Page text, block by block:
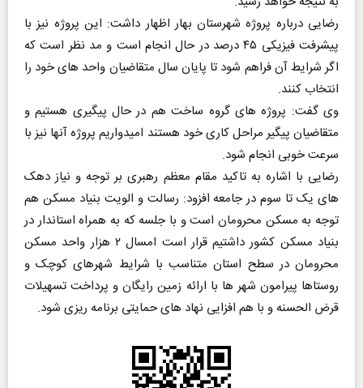
رضایی درباره پروژه شهرستان بهار اظهار داشت: این پروژه نیز با
پیشرفت فیزیکی ۴۵ درصد در حال انجام است و مد نظر است که
اگر شرایط آن فراهم شود تا پایان سال متقاضیان واحد های خود را
انتخاب کنند.
وی گفت: پروژه های گروه ساخت هم در حال پیگیری هستیم و
متقاضیان پیگیر مراحل کاری خود هستند امیدواریم پروژه آنها نیز با
سرعت خوبی انجام شود.
رضایی با اشاره به تاکید مقام معظم رهبری بر توجه و نیاز دهک
های یک تا سوم در جامعه افزود: رسالت و الویت بنیاد مسکن هم
توجه به مسکن محرومان است و با جلسه که به همراه استاندار در
بنیاد مسکن کشور داشتیم قرار است امسال ۲ هزار واحد مسکن
محرومان در سطح استان متناسب با شرایط شهرهای کوچک و
روستاها پیرامون شهر ها با ارائه زمین رایگان و پرداخت تسهیلات
قرض الحسنه و با هم افزایی نهاد های حمایتی برنامه ریزی شود.